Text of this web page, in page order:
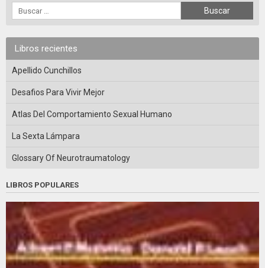
Libros recientes
Apellido Cunchillos
Desafios Para Vivir Mejor
Atlas Del Comportamiento Sexual Humano
La Sexta Lámpara
Glossary Of Neurotraumatology
LIBROS POPULARES